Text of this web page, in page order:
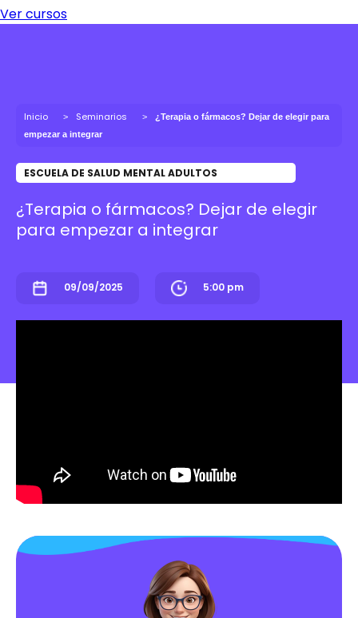
Inicio Seminarios
¿Terapia o fármacos? Dejar de elegir para
empezar a integrar
ESCUELA DE SALUD MENTAL ADULTOS
¿Terapia o fármacos? Dejar de elegir
para empezar a integrar
09/09/2025 5:00 pm